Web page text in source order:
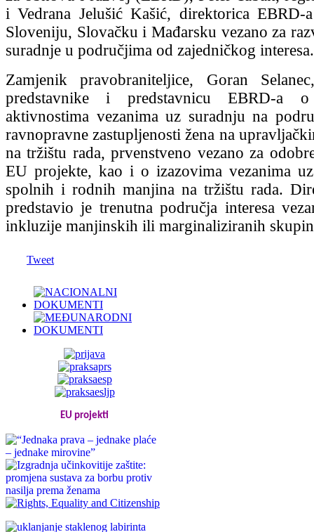
i Vedrana Jelušić Kašić, direktorica EBRD-
Sloveniju, Slovačku i Mađarsku vezano za
suradnje u područjima od zajedničkog interesa.
Zamjenik pravobraniteljice, Goran
predstavnike i predstavnicu EBRD-a o
aktivnostima vezanima uz suradnju na
ravnopravne zastupljenosti žena na
na tržištu rada, prvenstveno vezano za
EU projekte, kao i o izazovima vezanima
spolnih i rodnih manjina na tržištu rada.
predstavio je trenutna područja interesa
inkluzije manjinskih ili marginaliziranih
Tweet
EU projekti